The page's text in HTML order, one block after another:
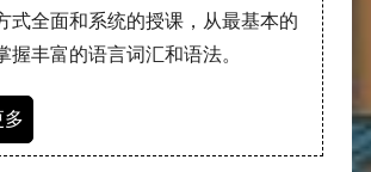
式全面和系统的授课，从最基本的
握丰富的语言词汇和语法。